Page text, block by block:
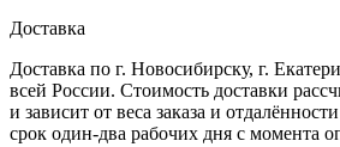
Доставка
Доставка по г. Новосибирску, г.
всей России. Стоимость доставки
и зависит от веса заказа и
срок один-два рабочих дня с момента